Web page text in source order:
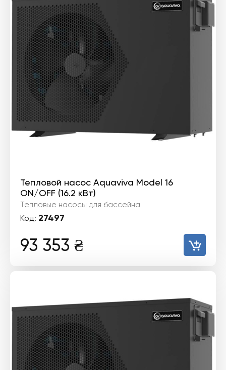
308 ₴.
Тепловой насос Aquaviva Model 16
ON/OFF (16.2 кВт)
Тепловые насосы для бассейна
Код: 27497
93 353 ₴